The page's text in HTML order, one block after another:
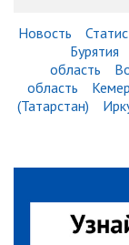
Новость
Бурятия
область
область
(Татарстан)